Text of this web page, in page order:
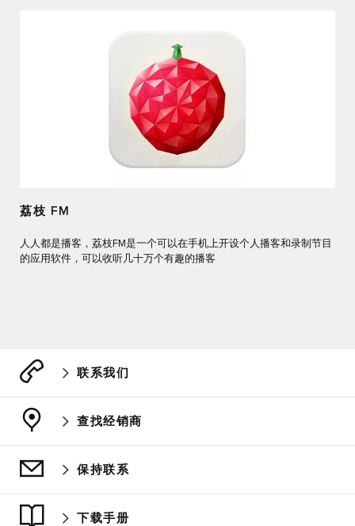
荔枝 FM
人人都是播客，荔枝FM是一个可以在手机上开设个人播客和录制节目
的应用软件，可以收听几十万个有趣的播客
联系我们
查找经销商
保持联系
下载手册